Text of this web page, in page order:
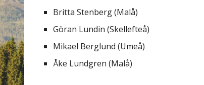
Britta Stenberg (Malå)
Göran Lundin (Skellefteå)
Mikael Berglund (Umeå)
Åke Lundgren (Malå)